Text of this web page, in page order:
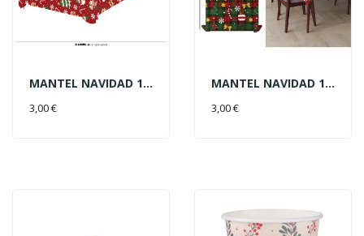
MANTEL NAVIDAD 137X274CM RENOS
3,00 €
MANTEL NAVIDAD 137X274CM CANDY
3,00 €